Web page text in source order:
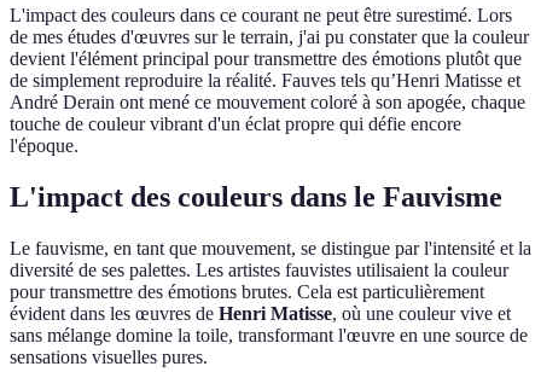
L'impact des couleurs dans ce courant ne peut être surestimé. Lors
de mes études d'œuvres sur le terrain, j'ai pu constater que la couleur
devient l'élément principal pour transmettre des émotions plutôt que
de simplement reproduire la réalité. Fauves tels qu’Henri Matisse et
André Derain ont mené ce mouvement coloré à son apogée, chaque
touche de couleur vibrant d'un éclat propre qui défie encore
l'époque.
L'impact des couleurs dans le Fauvisme
Le fauvisme, en tant que mouvement, se distingue par l'intensité et la
diversité de ses palettes. Les artistes fauvistes utilisaient la couleur
pour transmettre des émotions brutes. Cela est particulièrement
évident dans les œuvres de Henri Matisse, où une couleur vive et
sans mélange domine la toile, transformant l'œuvre en une source de
sensations visuelles pures.